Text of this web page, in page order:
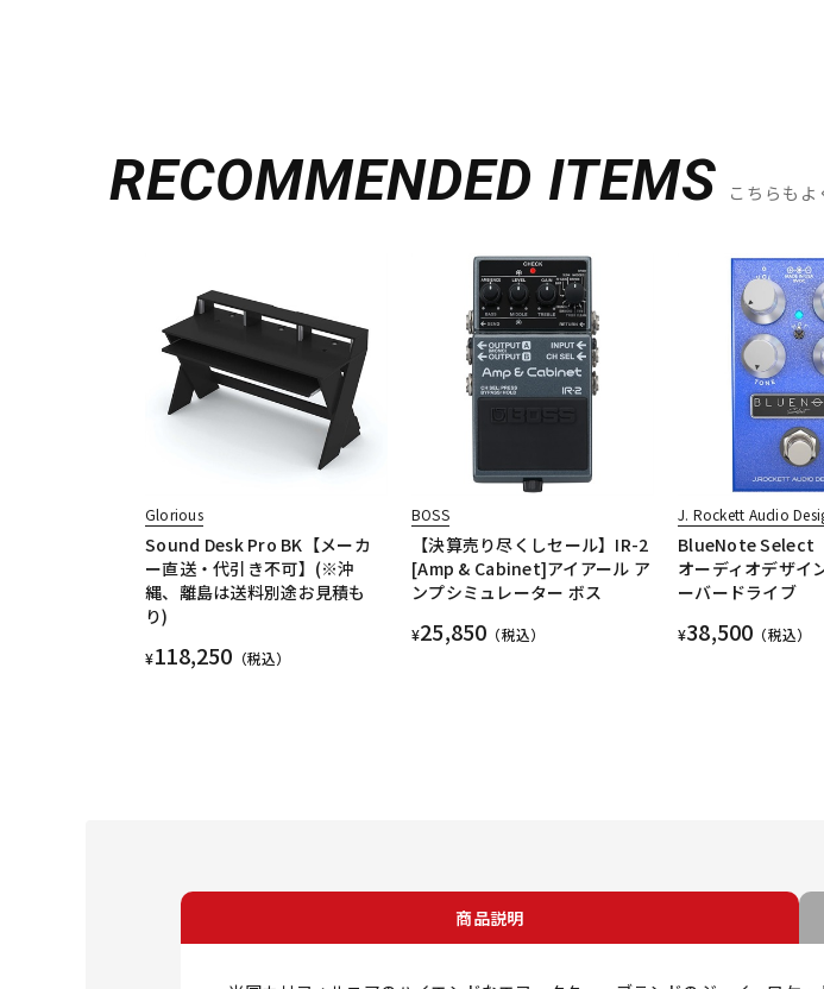
RECOMMENDED ITEMS こちらも
Glorious
Sound Desk Pro BK【メーカ
ー直送・代引き不可】(※沖
縄、離島は送料別途お見積も
り)
¥118,250 （税込）
BOSS
【決算売り尽くしセール】IR-2
[Amp & Cabinet]アイアール ア
ンプシミュレーター ボス
¥25,850 （税込）
J. Rockett Audio
BlueNote Select
オーディオデザイ
ーバードライブ
¥38,500 （税込）
商品説明